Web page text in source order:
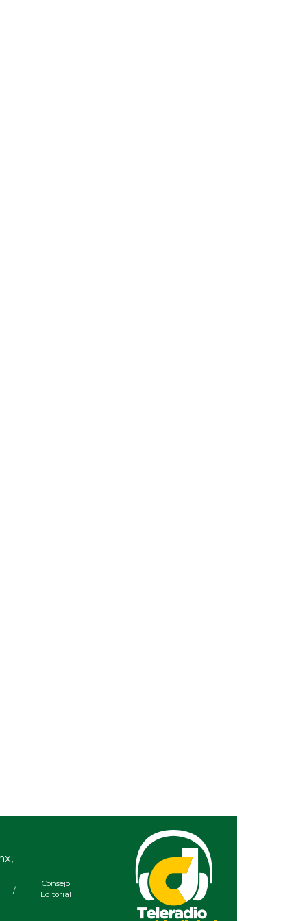
Consejo